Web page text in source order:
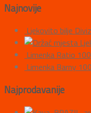
Najnovije
Ljekovito bilje
Limenka Ratio
Limenka Barny
Najprodavanije